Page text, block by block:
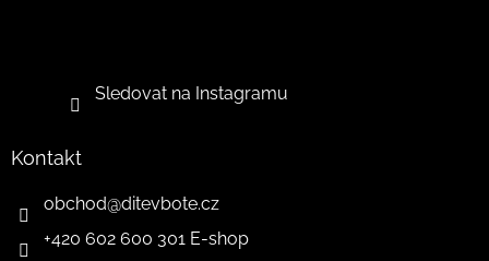
Sledovat na Instagramu
Kontakt
obchod@ditevbote.cz
+420 602 600 301 E-shop